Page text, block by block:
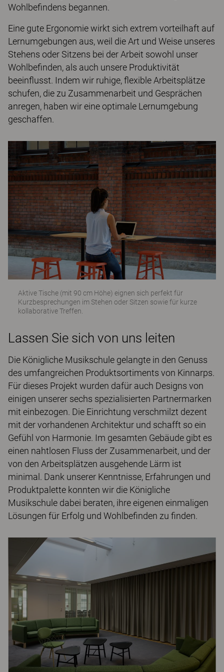
Wohlbefindens begannen.
Eine gute Ergonomie wirkt sich extrem vorteilhaft auf
Lernumgebungen aus, weil die Art und Weise unseres
Stehens oder Sitzens bei der Arbeit sowohl unser
Wohlbefinden, als auch unsere Produktivität
beeinflusst. Indem wir ruhige, flexible Arbeitsplätze
schufen, die zu Zusammenarbeit und Gesprächen
anregen, haben wir eine optimale Lernumgebung
geschaffen.
Aktive Tische (mit 90 cm Höhe) eignen sich perfekt für
Kurzbesprechungen im Stehen oder Sitzen sowie für kurze
kollaborative Treffen.
Lassen Sie sich von uns leiten
Die Königliche Musikschule gelangte in den Genuss
des umfangreichen Produktsortiments von Kinnarps.
Für dieses Projekt wurden dafür auch Designs von
einigen unserer sechs spezialisierten Partnermarken
mit einbezogen. Die Einrichtung verschmilzt dezent
mit der vorhandenen Architektur und schafft so ein
Gefühl von Harmonie. Im gesamten Gebäude gibt es
einen nahtlosen Fluss der Zusammenarbeit, und der
von den Arbeitsplätzen ausgehende Lärm ist
minimal. Dank unserer Kenntnisse, Erfahrungen und
Produktpalette konnten wir die Königliche
Musikschule dabei beraten, ihre eigenen einmaligen
Lösungen für Erfolg und Wohlbefinden zu finden.